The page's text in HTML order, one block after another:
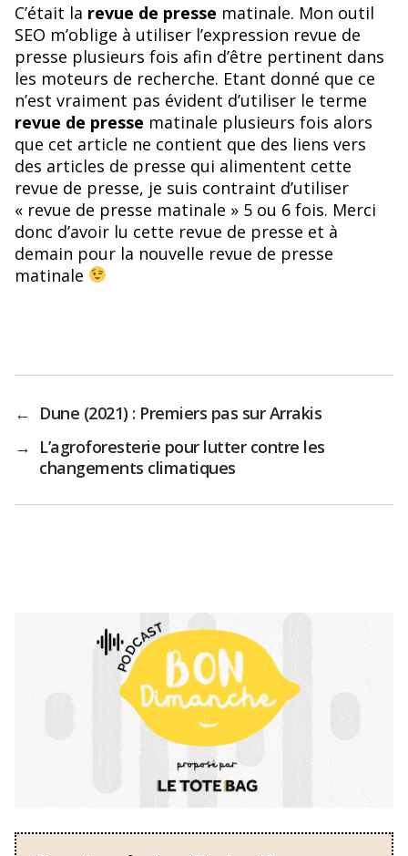
C’était la revue de presse matinale. Mon outil
SEO m’oblige à utiliser l’expression revue de
presse plusieurs fois afin d’être pertinent dans
les moteurs de recherche. Etant donné que ce
n’est vraiment pas évident d’utiliser le terme
revue de presse matinale plusieurs fois alors
que cet article ne contient que des liens vers
des articles de presse qui alimentent cette
revue de presse, je suis contraint d’utiliser
« revue de presse matinale » 5 ou 6 fois. Merci
donc d’avoir lu cette revue de presse et à
demain pour la nouvelle revue de presse
matinale
← Dune (2021) : Premiers pas sur Arrakis
→ L’agroforesterie pour lutter contre les
changements climatiques